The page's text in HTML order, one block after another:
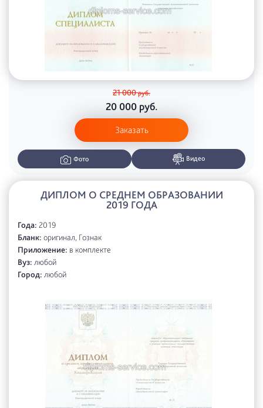
21 000руб.
20 000 руб.
Заказать
Фото Видео
ДИПЛОМ О СРЕДНЕМ ОБРАЗОВАНИИ
2019 ГОДА
Года: 2019
Бланк: оригинал, Гознак
Приложение: в комплекте
Вуз: любой
Город: любой